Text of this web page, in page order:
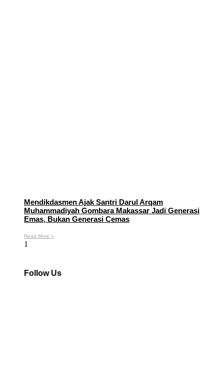
Mendikdasmen Ajak Santri Darul Arqam
Muhammadiyah Gombara Makassar Jadi Generasi
Emas, Bukan Generasi Cemas
Read More »
Follow Us